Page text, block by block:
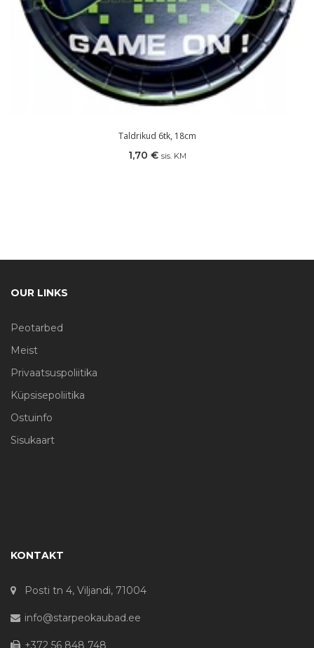
Taldrikud 6tk, 18cm
1,70 € sis. KM
OUR LINKS
Peotarbed
Meist
Privaatsuspoliitika
Küpsisepoliitika
Ostuinfo
Sisukaart
KONTAKT
Posti tn 4, Viljandi, 71004
info@starpeokaubad.ee
+372 56 848 748